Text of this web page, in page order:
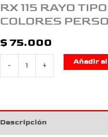
RX 115 RAYO
COLORES
$ 75.000
- +
Añadir
Descripción